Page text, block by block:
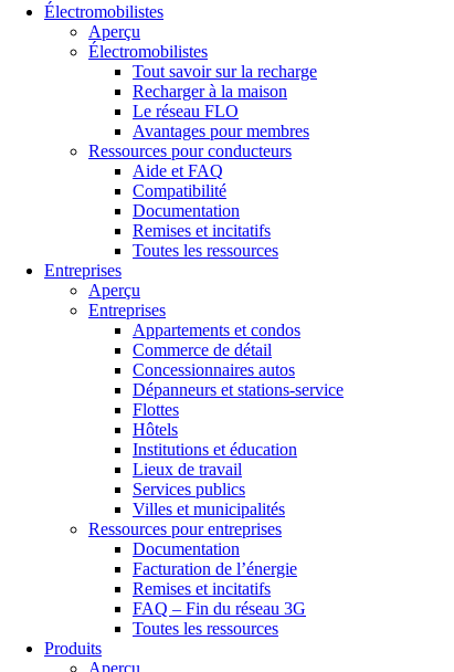
Électromobilistes
Aperçu
Électromobilistes
Tout savoir sur la recharge
Recharger à la maison
Le réseau FLO
Avantages pour membres
Ressources pour conducteurs
Aide et FAQ
Compatibilité
Documentation
Remises et incitatifs
Toutes les ressources
Entreprises
Aperçu
Entreprises
Appartements et condos
Commerce de détail
Concessionnaires autos
Dépanneurs et stations-service
Flottes
Hôtels
Institutions et éducation
Lieux de travail
Services publics
Villes et municipalités
Ressources pour entreprises
Documentation
Facturation de l’énergie
Remises et incitatifs
FAQ – Fin du réseau 3G
Toutes les ressources
Produits
Aperçu